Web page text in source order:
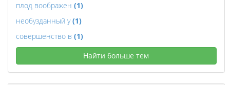
плод воображен (1)
необузданный у(1)
совершенство в (1)
Найти больше тем